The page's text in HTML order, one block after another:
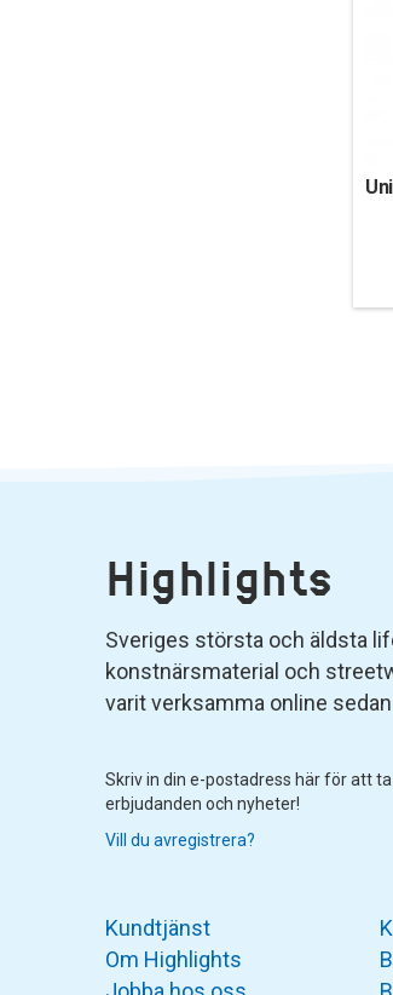
Highlights
Sveriges största och äldsta
konstnärsmaterial och
varit verksamma online
Skriv in din e-postadress här för att
erbjudanden och nyheter!
Vill du avregistrera?
Kundtjänst
Om Highlights